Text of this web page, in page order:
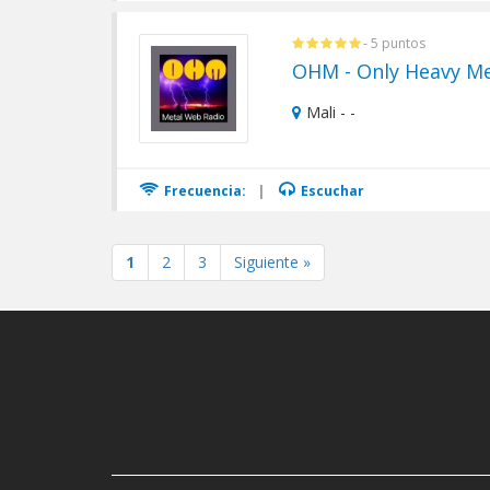
- 5 puntos
OHM - Only Heavy
Mali - -
Frecuencia: | Escuchar
1 2 3 Siguiente »